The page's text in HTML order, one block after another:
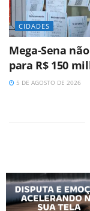
CIDADES
Mega-Sena
para R$ 150
5 DE AGOSTO DE 2026